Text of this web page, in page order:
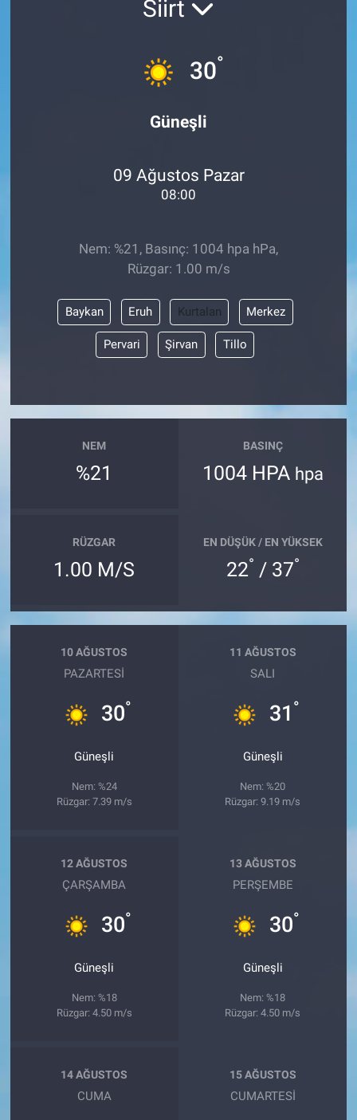
Siirt
30°
Güneşli
09 Ağustos Pazar
08:00
Nem: %21, Basınç: 1004 hpa hPa,
Rüzgar: 1.00 m/s
Baykan Eruh Kurtalan Merkez
Pervari Şirvan Tillo
NEM
%21
BASINÇ
1004 HPA hpa
RÜZGAR
1.00 M/S
EN DÜŞÜK / EN YÜKSEK
22° / 37°
10 AĞUSTOS
PAZARTESI
30°
Güneşli
Nem: %24
Rüzgar: 7.39 m/s
11 AĞUSTOS
SALI
31 °
Güneşli
Nem: %20
Rüzgar: 9.19 m/s
12 AĞUSTOS
ÇARŞAMBA
30°
Güneşli
Nem: %18
Rüzgar: 4.50 m/s
13 AĞUSTOS
PERŞEMBE
30°
Güneşli
Nem: %18
Rüzgar: 4.50 m/s
14 AĞUSTOS
CUMA
15 AĞUSTOS
CUMARTESI
Eskişehir Haber İçerikleri
Eskişehir Otobüs Saatleri